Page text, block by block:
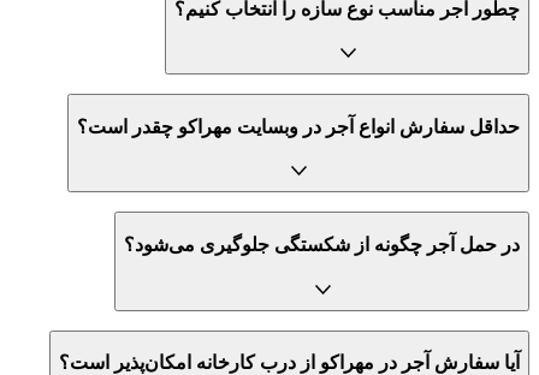
چطور آجر مناسب نوع سازه را انتخاب کنیم؟
حداقل سفارش انواع آجر در وبسایت مهراکو چقدر است؟
در حمل آجر چگونه از شکستگی جلوگیری می‌شود؟
آیا سفارش آجر در مهراکو از درب کارخانه امکان‌پذیر است؟